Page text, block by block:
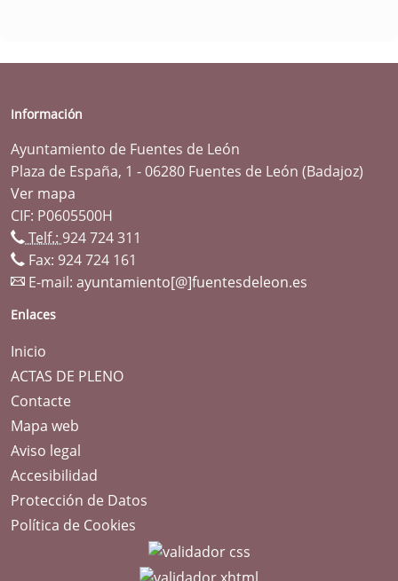
Información
Ayuntamiento de Fuentes de León
Plaza de España, 1 - 06280 Fuentes de León (Badajoz)
Ver mapa
CIF: P0605500H
Telf.: 924 724 311
Fax: 924 724 161
E-mail: ayuntamiento[@]fuentesdeleon.es
Enlaces
Inicio
ACTAS DE PLENO
Contacte
Mapa web
Aviso legal
Accesibilidad
Protección de Datos
Política de Cookies